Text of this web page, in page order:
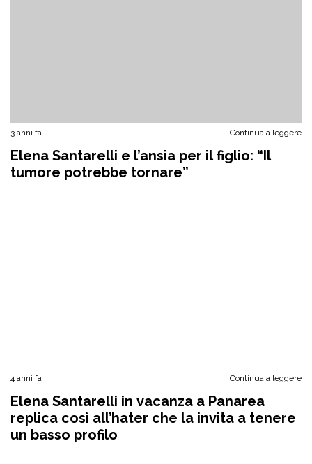
3 anni fa Continua a leggere
Elena Santarelli e l’ansia per il figlio: “Il
tumore potrebbe tornare”
4 anni fa Continua a leggere
Elena Santarelli in vacanza a Panarea
replica così all’hater che la invita a tenere
un basso profilo